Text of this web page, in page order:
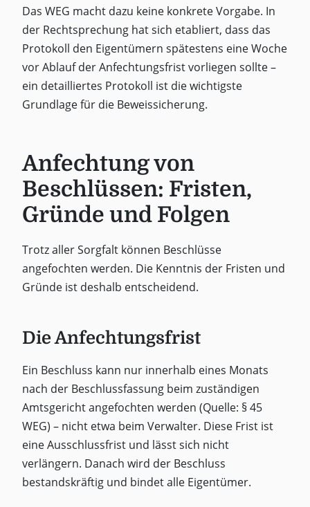
Das WEG macht dazu keine konkrete Vorgabe. In
der Rechtsprechung hat sich etabliert, dass das
Protokoll den Eigentümern spätestens eine Woche
vor Ablauf der Anfechtungsfrist vorliegen sollte –
ein detailliertes Protokoll ist die wichtigste
Grundlage für die Beweissicherung.
Anfechtung von
Beschlüssen: Fristen,
Gründe und Folgen
Trotz aller Sorgfalt können Beschlüsse
angefochten werden. Die Kenntnis der Fristen und
Gründe ist deshalb entscheidend.
Die Anfechtungsfrist
Ein Beschluss kann nur innerhalb eines Monats
nach der Beschlussfassung beim zuständigen
Amtsgericht angefochten werden (Quelle: § 45
WEG) – nicht etwa beim Verwalter. Diese Frist ist
eine Ausschlussfrist und lässt sich nicht
verlängern. Danach wird der Beschluss
bestandskräftig und bindet alle Eigentümer.